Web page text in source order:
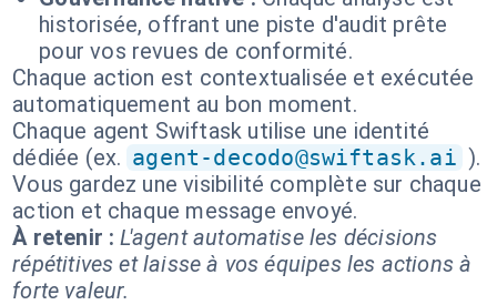
historisée, offrant une piste d'audit prête
pour vos revues de conformité.
Chaque action est contextualisée et exécutée
automatiquement au bon moment.
Chaque agent Swiftask utilise une identité
dédiée (ex. agent-decodo@swiftask.ai ).
Vous gardez une visibilité complète sur chaque
action et chaque message envoyé.
À retenir : L'agent automatise les décisions
répétitives et laisse à vos équipes les actions à
forte valeur.